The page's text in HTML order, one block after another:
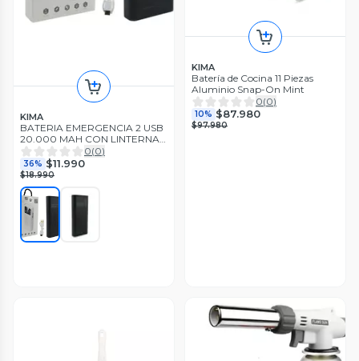
KIMA
BATERIA EMERGENCIA 2 USB
20.000 MAH CON LINTERNA,
INDICADOR DE CARGA
0(0)
36% $11.990
$18.990
KIMA
Batería de Cocina 11 Piezas
Aluminio Snap-On Mint
0(0)
10% $87.980
$97.980